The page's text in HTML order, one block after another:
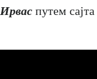
путем сајта